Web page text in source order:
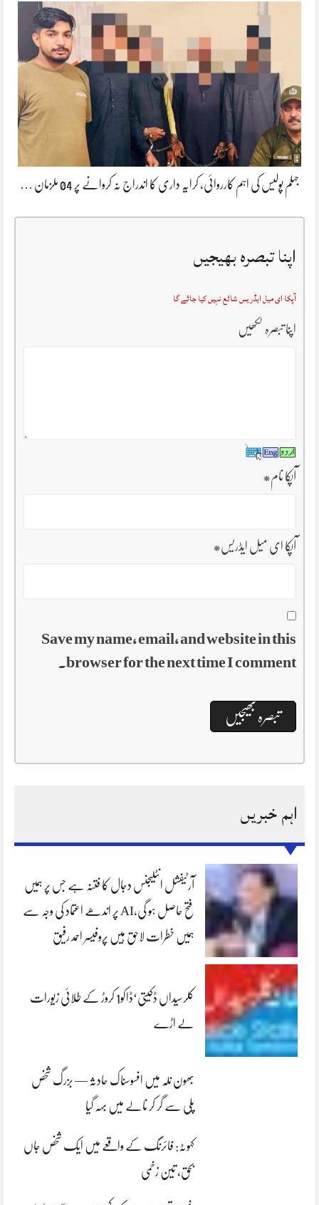
جہلم پولیس کی اہم کارروائی، کرایہ داری کا اندراج نہ کروانے پر 04 ملزمان …
اپنا تبصرہ بھیجیں
آپکا ای میل ایڈریس شائع نہیں کیا جائے گا
اپنا تبصرہ لکھیں
آپکا نام*
آپکا ای میل ایڈریس*
Save my name, email, and website in this
browser for the next time I comment.
اہم خبریں
آرٹیفشل انٹلیجنس دجال کا فتنہ ہے جس پر ہمیں
فتح حاصل ہو گی،AI پر اندھے اعتماد کی وجہ سے
ہمیں خطرات لاحق ہیں پروفیسر احمد رفیق
کلرسیداں ڈکیتی‘ڈاکو1 کروڑ کے طلائی زیورات
لے اڑے
بھون نلہ میں افسوسناک حادثہ — بزرگ شخص
پلی سے گر کر نالے میں بہہ گیا
کہوٹہ: فائرنگ کے واقعے میں ایک شخص جاں
بحق، تین زخمی